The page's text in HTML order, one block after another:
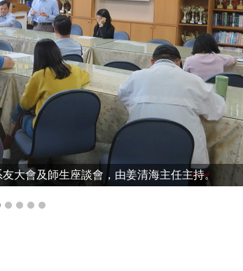
大會及師生座談會，由姜清海主任主持。